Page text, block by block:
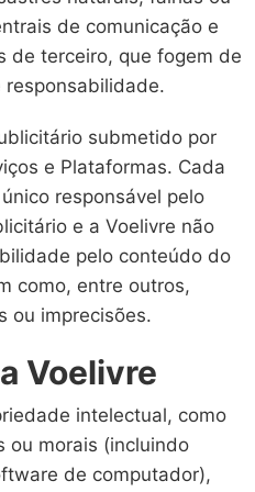
de comunicação e
de terceiro, que fogem de
responsabilidade.
submetido por
e Plataformas. Cada
responsável pelo
e a Voelivre não
pelo conteúdo do
como, entre outros,
ou imprecisões.
Voelivre
intelectual, como
ou morais (incluindo
de computador),